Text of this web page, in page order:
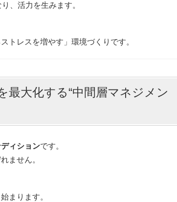
、活力を生みます。
トレスを増やす」環境づくりです。
大化する“中間層マネジメン
ィションです。
ません。
まります。